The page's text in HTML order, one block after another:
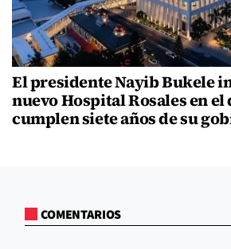
El presidente Nayib Bukele
nuevo Hospital Rosales en el
cumplen siete años de su
COMENTARIOS